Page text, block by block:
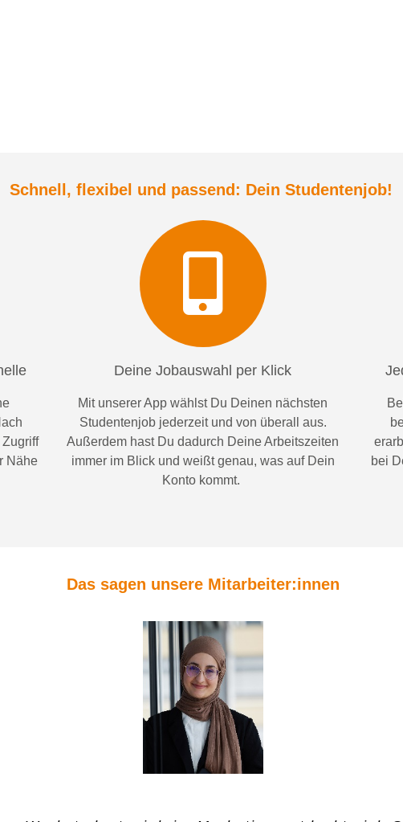
Schnell, flexibel und passend: Dein Studentenjob!
Nähe
Deine Jobauswahl per Klick
Mit unserer App wählst Du Deinen nächsten
Studentenjob jederzeit und von überall aus.
Außerdem hast Du dadurch Deine Arbeitszeiten
immer imBlick und weißtgenau, was auf Dein
Konto kommt.
bei
Das sagen unsere Mitarbeiter:innen